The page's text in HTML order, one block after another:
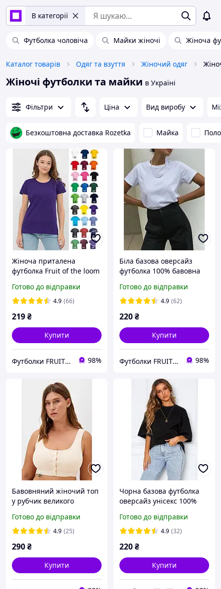
В категорії
Футболка чоловіча Майки жіночі Жіноча
Каталог товарів Одяг та взуття Жіночий одяг
Жіночі футболки та майки в Україні
Фільтри Ціна Вид виробу
Безкоштовна доставка Rozetka Майка Поло
Жіноча приталена
футболка Fruit of the loom
бавовна однотонна lady
fit
Готово до відправки
4.9 (66)
219₴
Купити
Футболки FRUIT 👕 98%
Біла базова оверсайз
футболка 100% бавовна
Valueweight унісекс
Готово до відправки
4.9 (62)
220₴
Купити
Футболки FRUIT 👕 98%
Бавовняний жіночий топ
у рубчик великого
вкладками на широких
бретелях 4XL 5XL 6XL
Готово до відправки
4.9 (25)
290₴
Купити
Чорна базова футболка
оверсайз унісекс 100%
Valueweight
Готово до відправки
4.9 (32)
220₴
Купити